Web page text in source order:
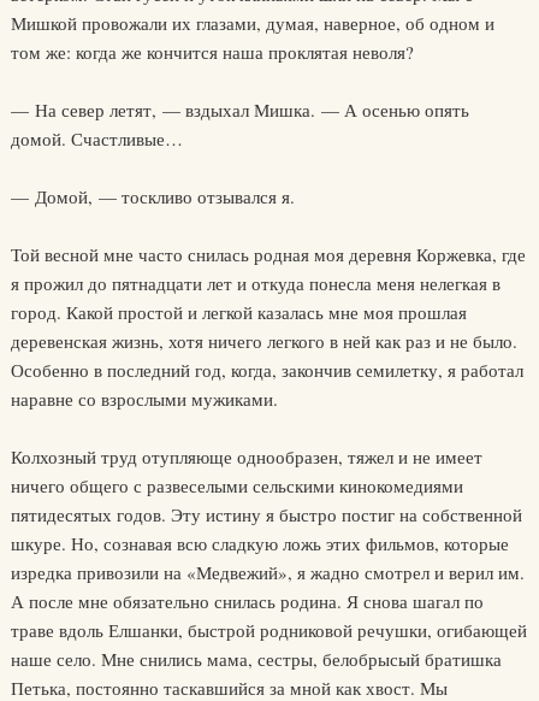
Мишкой провожали их глазами, думая, наверное, об одном и
том же: когда же кончится наша проклятая неволя?
— На север летят, — вздыхал Мишка. — А осенью опять
домой. Счастливые…
— Домой, — тоскливо отзывался я.
Той весной мне часто снилась родная моя деревня Коржевка, где
я прожил до пятнадцати лет и откуда понесла меня нелегкая в
город. Какой простой и легкой казалась мне моя прошлая
деревенская жизнь, хотя ничего легкого в ней как раз и не было.
Особенно в последний год, когда, закончив семилетку, я работал
наравне со взрослыми мужиками.
Колхозный труд отупляюще однообразен, тяжел и не имеет
ничего общего с развеселыми сельскими кинокомедиями
пятидесятых годов. Эту истину я быстро постиг на собственной
шкуре. Но, сознавая всю сладкую ложь этих фильмов, которые
изредка привозили на «Медвежий», я жадно смотрел и верил им.
А после мне обязательно снилась родина. Я снова шагал по
траве вдоль Елшанки, быстрой родниковой речушки, огибающей
наше село. Мне снились мама, сестры, белобрысый братишка
Петька, постоянно таскавшийся за мной как хвост. Мы